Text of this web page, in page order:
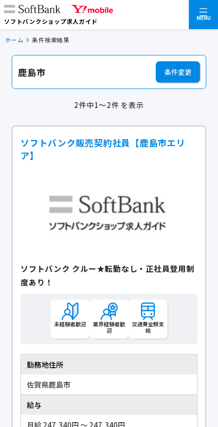
ソフトバンクショップ求人ガイド MENU
ホーム 条件検索結果
鹿島市 条件変更
2件中1～2件 を表示
ソフトバンク販売契約社員【鹿島市エリ
ア】
ソフトバンク クルー★転勤なし・正社員登用制
度あり！
未経験者歓迎
業界経験者歓
迎
交通費全額支
給
勤務地住所
佐賀県鹿島市
給与
月給 247,340円 〜 247,340円